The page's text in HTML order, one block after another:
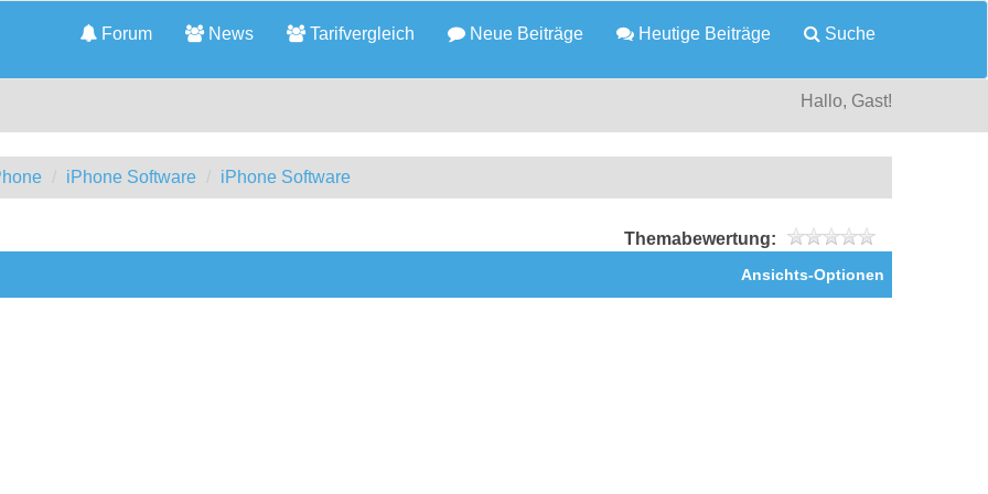
Forum News Tarifvergleich Neue Beiträge Heutige Beiträge Suche
Hallo, Gast!
iPhone Software iPhone Software
Themabewertung:
Ansichts-Optionen